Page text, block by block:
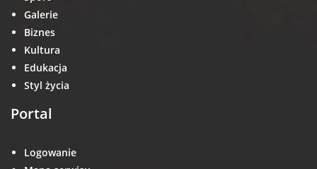
Galerie
Biznes
Kultura
Edukacja
Styl życia
Portal
Logowanie